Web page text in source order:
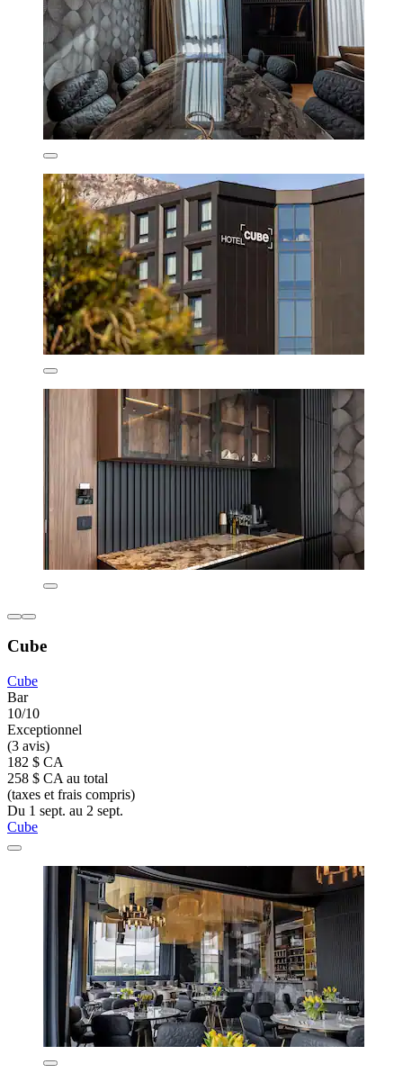
Cube
Cube
Bar
10/10
Exceptionnel
(3 avis)
182 $ CA
258 $ CA au total
(taxes et frais compris)
Du 1 sept. au 2 sept.
Cube